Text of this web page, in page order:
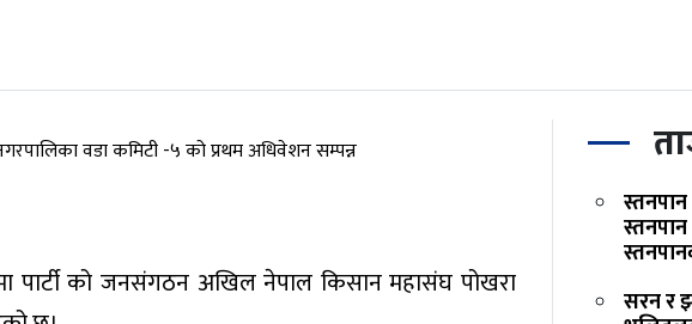
पार्टी को जनसंगठन अखिल नेपाल किसान महासंघ पोखरा
स्तनपान
सरन र